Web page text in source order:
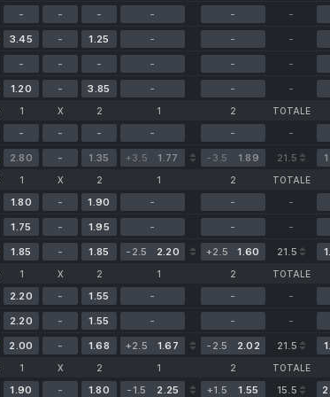
- - - - - -
3.45 - 1.25 - - -
- - - - - -
1.20 - 3.85 - - -
1 X 2 1 2 TOTALE
- - - - - -
2.80 - 1.35 +3.5 1.77 -3.5 1.89 21.5
1 X 2 1 2 TOTALE
1.80 - 1.90 - - -
1.75 - 1.95 - - -
1.85 - 1.85 -2.5 2.20 +2.5 1.60 21.5
1 X 2 1 2 TOTALE
2.20 - 1.55 - - -
2.20 - 1.55 - - -
2.00 - 1.68 +2.5 1.67 -2.5 2.02 21.5
1 X 2 1 2 TOTALE
1.90 - 1.80 -1.5 2.25 +1.5 1.55 15.5